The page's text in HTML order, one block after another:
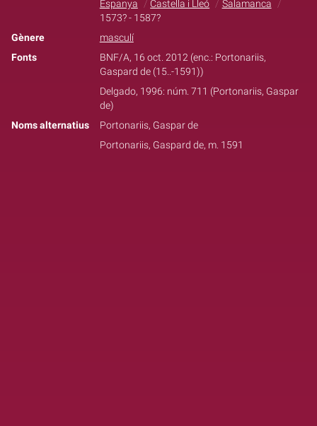
Espanya Castella i Lleó
Salamanca
1573? - 1587?
Gènere
masculí
Fonts
BNF/A, 16 oct. 2012 (enc.: Portonariis,
Gaspard de (15..-1591))
Delgado, 1996: núm. 711 (Portonariis, Gaspar
de)
Noms alternatius
Portonariis, Gaspar de
Portonariis, Gaspard de, m. 1591